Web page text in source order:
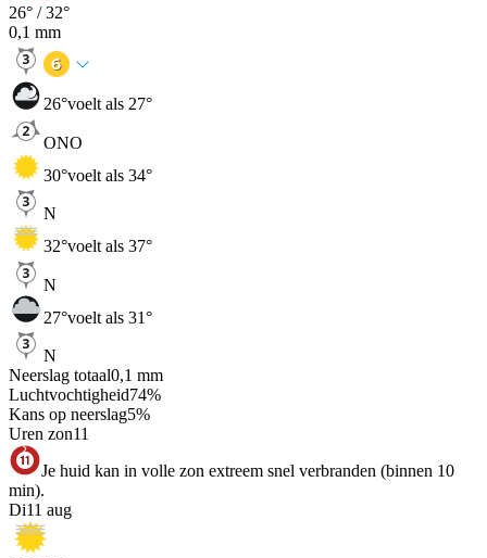
26° /32°
0,1 mm
26°voelt als 27°
ONO
30°voelt als 34°
N
32°voelt als 37°
N
27°voelt als 31°
N
Neerslag totaal0,1 mm
Luchtvochtigheid74%
Kans op neerslag5%
Uren zon11
Je huid kan in volle zon extreem snel verbranden (binnen 10
min).
Di11 aug